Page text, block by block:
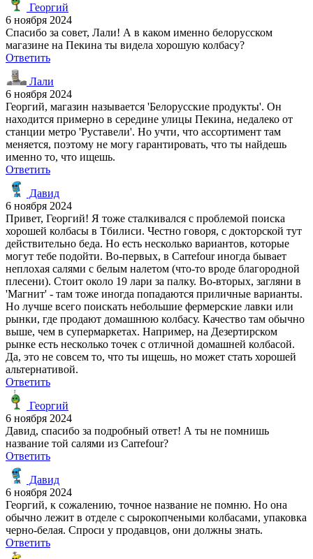
Георгий
6 ноября 2024
Спасибо за совет, Лали! А в каком именно белорусском
магазине на Пекина ты видела хорошую колбасу?
Ответить
Лали
6 ноября 2024
Георгий, магазин называется 'Белорусские продукты'. Он
находится примерно в середине улицы Пекина, недалеко от
станции метро 'Руставели'. Но учти, что ассортимент там
меняется, поэтому не могу гарантировать, что ты найдешь
именно то, что ищешь.
Ответить
Давид
6 ноября 2024
Привет, Георгий! Я тоже сталкивался с проблемой поиска
хорошей колбасы в Тбилиси. Честно говоря, с докторской тут
действительно беда. Но есть несколько вариантов, которые
могут тебе подойти. Во-первых, в Carrefour иногда бывает
неплохая салями с белым налетом (что-то вроде благородной
плесени). Стоит около 19 лари за палку. Во-вторых, загляни в
'Магнит' - там тоже иногда попадаются приличные варианты.
Но лучше всего поискать небольшие фермерские лавки или
рынки, где продают домашнюю колбасу. Качество там обычно
выше, чем в супермаркетах. Например, на Дезертирском
рынке есть несколько точек с отличной домашней колбасой.
Да, это не совсем то, что ты ищешь, но может стать хорошей
альтернативой.
Ответить
Георгий
6 ноября 2024
Давид, спасибо за подробный ответ! А ты не помнишь
название той салями из Carrefour?
Ответить
Давид
6 ноября 2024
Георгий, к сожалению, точное название не помню. Но она
обычно лежит в отделе с сырокопчеными колбасами, упаковка
черно-белая. Спроси у продавцов, они должны знать.
Ответить